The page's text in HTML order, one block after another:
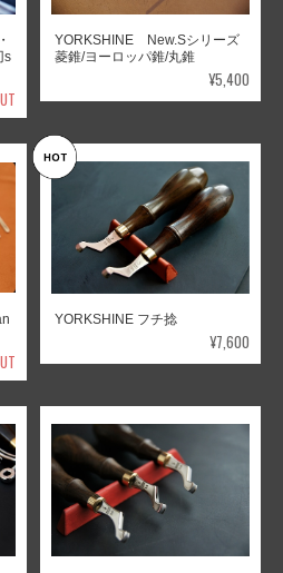
s
YORKSHINE New.Sシリーズ
菱錐/ヨーロッパ錐/丸錐
¥5,400
YORKSHINE フチ捻
¥7,600